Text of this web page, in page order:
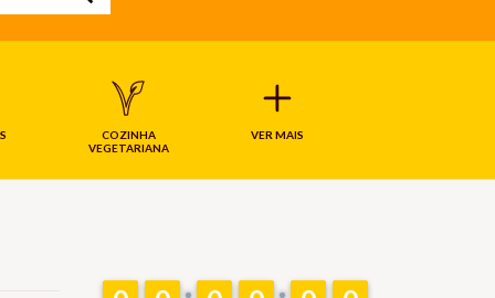
COZINHA
VEGETARIANA
VER MAIS